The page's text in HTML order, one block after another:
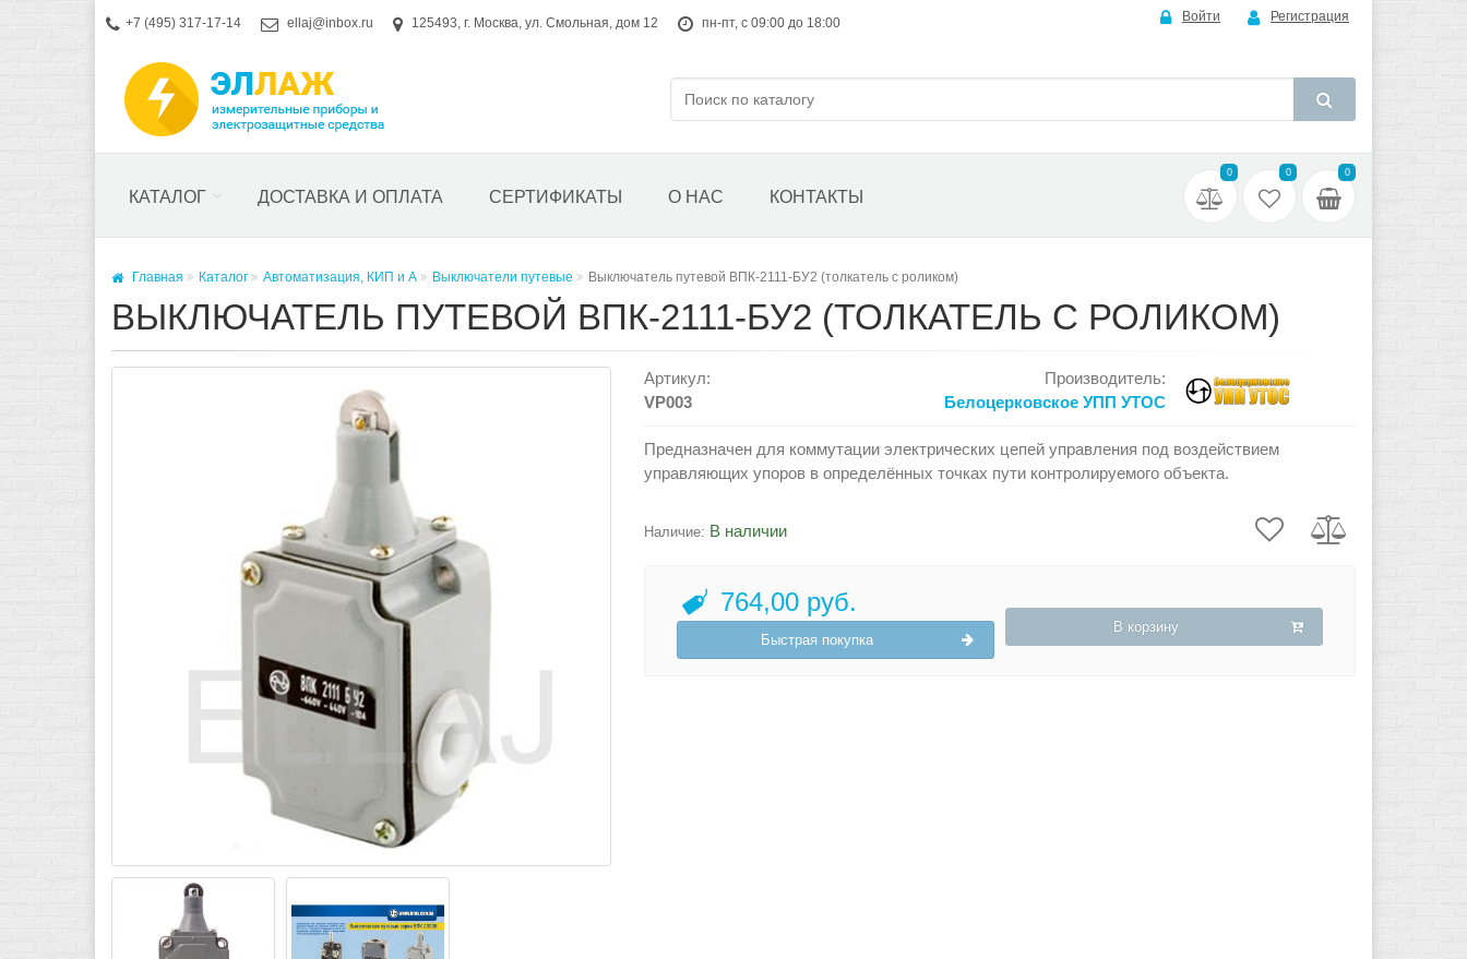
+7 (495) 317-17-14 ellaj@inbox.ru 125493, г. Москва, ул. Смольная, дом 12 пн-пт, с 09:00 до 18:00 Войти Регистрация
КАТАЛОГ ДОСТАВКА И ОПЛАТА СЕРТИФИКАТЫ О НАС КОНТАКТЫ
0 0 0
Главная Каталог Автоматизация, КИП и А Выключатели путевые Выключатель путевой ВПК-2111-БУ2 (толкатель с роликом)
ВЫКЛЮЧАТЕЛЬ ПУТЕВОЙ ВПК-2111-БУ2 (ТОЛКАТЕЛЬ С РОЛИКОМ)
Артикул:
VP003
Производитель:
Белоцерковское УПП УТОС
Предназначен для коммутации электрических цепей управления под воздействием
управляющих упоров в определённых точках пути контролируемого объекта.
Наличие: В наличии
764,00 руб.
Быстрая покупка
В корзину